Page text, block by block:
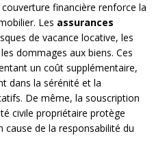
couverture financière renforce la
Les assurances
de vacance locative, les
dommages aux biens. Ces
un coût supplémentaire,
dans la sérénité et la
De même, la souscription
civile propriétaire protège
cause de la responsabilité du